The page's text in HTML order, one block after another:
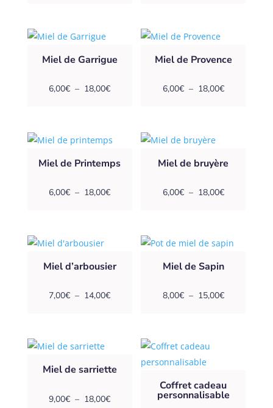
14,00€
18,00€
Miel de Garrigue
6,00€ – 18,00€Plage
6,00€
18,00€
Miel de Provence
6,00€ – 18,00€Plage
18,00€
Miel de Printemps
6,00€ – 18,00€Plage
18,00€
Miel de bruyère
6,00€ – 18,00€Plage
6,00€
18,00€
Miel d’arbousier
7,00€ – 14,00€Plage
14,00€
Miel de Sapin
8,00€ – 15,00€Plage
Miel de sarriette
9,00€ – 18,00€Plage
Coffret cadeau
personnalisable